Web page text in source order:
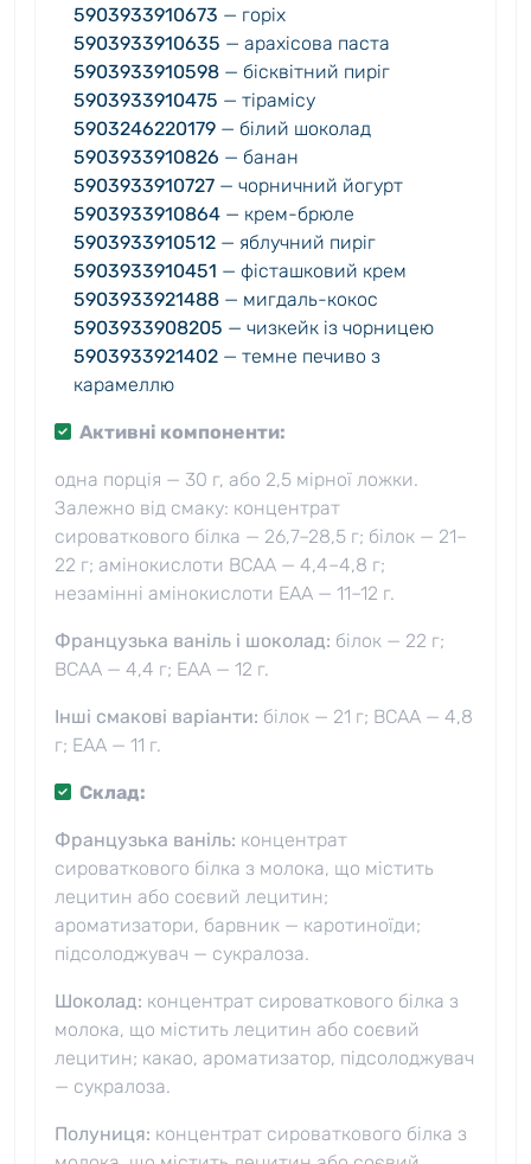
5903933910673 — горіх
5903933910635 — арахісова паста
5903933910598 — бісквітний пиріг
5903933910475 — тірамісу
5903246220179 — білий шоколад
5903933910826 — банан
5903933910727 — чорничний йогурт
5903933910864 — крем-брюле
5903933910512 — яблучний пиріг
5903933910451 — фісташковий крем
5903933921488 — мигдаль-кокос
5903933908205 — чизкейк із чорницею
5903933921402 — темне печиво з
карамеллю
Активні компоненти:
одна порція — 30 г, або 2,5 мірної ложки.
Залежно від смаку: концентрат
сироваткового білка — 26,7–28,5 г; білок — 21–
22 г; амінокислоти BCAA — 4,4–4,8 г;
незамінні амінокислоти EAA — 11–12 г.
Французька ваніль і шоколад: білок — 22 г;
BCAA — 4,4 г; EAA — 12 г.
Інші смакові варіанти: білок — 21 г; BCAA — 4,8
г; EAA — 11 г.
Склад:
Французька ваніль: концентрат
сироваткового білка з молока, що містить
лецитин або соєвий лецитин;
ароматизатори, барвник — каротиноїди;
підсолоджувач — сукралоза.
Шоколад: концентрат сироваткового білка з
молока, що містить лецитин або соєвий
лецитин; какао, ароматизатор, підсолоджувач
— сукралоза.
Полуниця: концентрат сироваткового білка з